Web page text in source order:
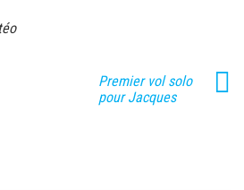
Premier vol solo
pour Jacques